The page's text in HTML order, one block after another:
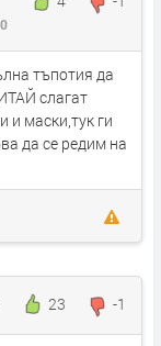
тъпотия да
слагат
и маски,тук ги
да се редим на
23 -1